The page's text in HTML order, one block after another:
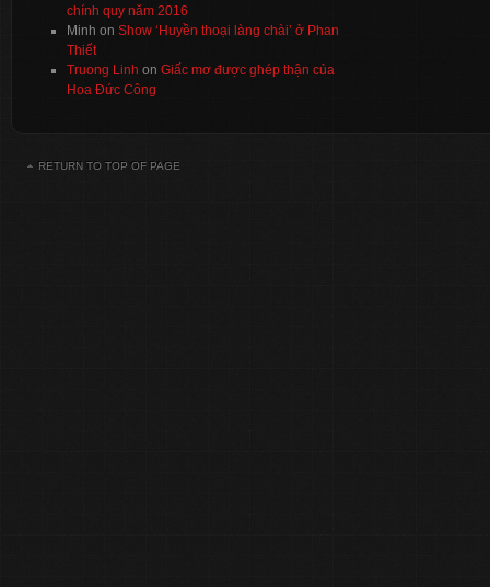
chính quy năm 2016
Minh on Show ‘Huyền thoại làng chài’ ở Phan
Thiết
Truong Linh on Giấc mơ được ghép thận của
Hoa Đức Công
RETURN TO TOP OF PAGE